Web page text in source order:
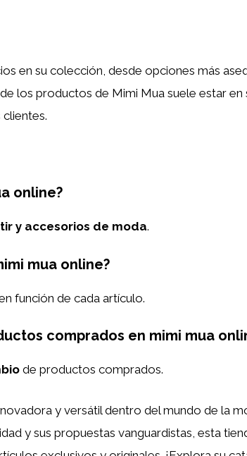
en su colección, desde opciones más
los productos de Mimi Mua suele estar en
online?
y accesorios de moda.
mua online?
función de cada artículo.
comprados en mimi mua
de productos comprados.
y versátil dentro del mundo de la
y sus propuestas vanguardistas, esta